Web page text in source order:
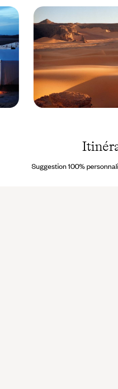
Suggestion 100%